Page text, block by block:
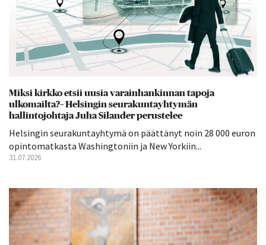
Miksi kirkko etsii uusia varainhankinnan tapoja
ulkomailta?– Helsingin seurakuntayhtymän
hallintojohtaja Juha Silander perustelee
Helsingin seurakuntayhtymä on päättänyt noin 28 000 euron
opintomatkasta Washingtoniin ja New Yorkiin...
31.07.2026